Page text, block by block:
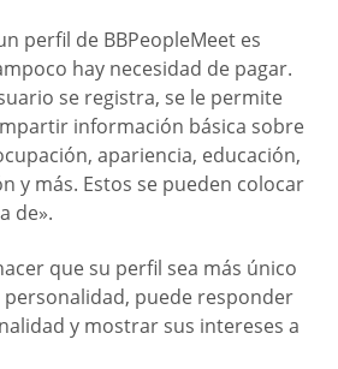
perfil de BBPeopleMeet es
hay necesidad de pagar.
se registra, se le permite
información básica sobre
apariencia, educación,
y más. Estos se pueden colocar
de».
que su perfil sea más único
puede responder
y mostrar sus intereses a